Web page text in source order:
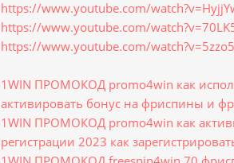
https://www.youtube.com/
https://www.youtube.com/
https://www.youtube.com/
1WIN ПРОМОКОД promo4win как
активировать бонус на фриспины и
1WIN ПРОМОКОД promo4win как
регистрации 2023 как